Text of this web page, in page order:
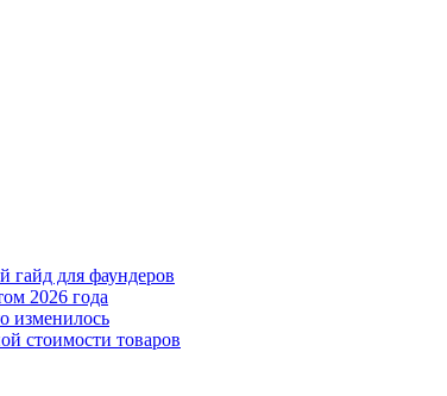
гайд для фаундеров
2026 года
изменилось
стоимости товаров